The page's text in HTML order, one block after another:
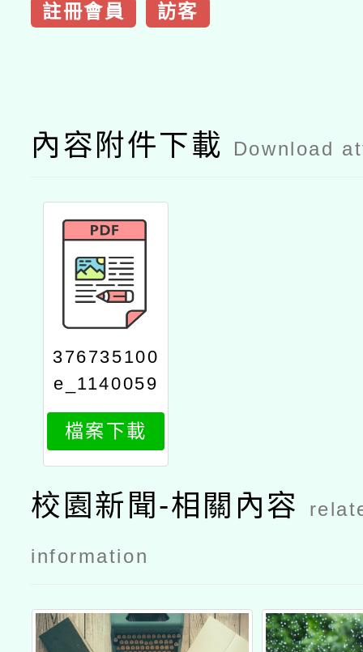
註冊會員 訪客
內容附件下載 Download
376735100
e_1140059
865_attach
2
檔案下載
校園新聞-相關內容
information